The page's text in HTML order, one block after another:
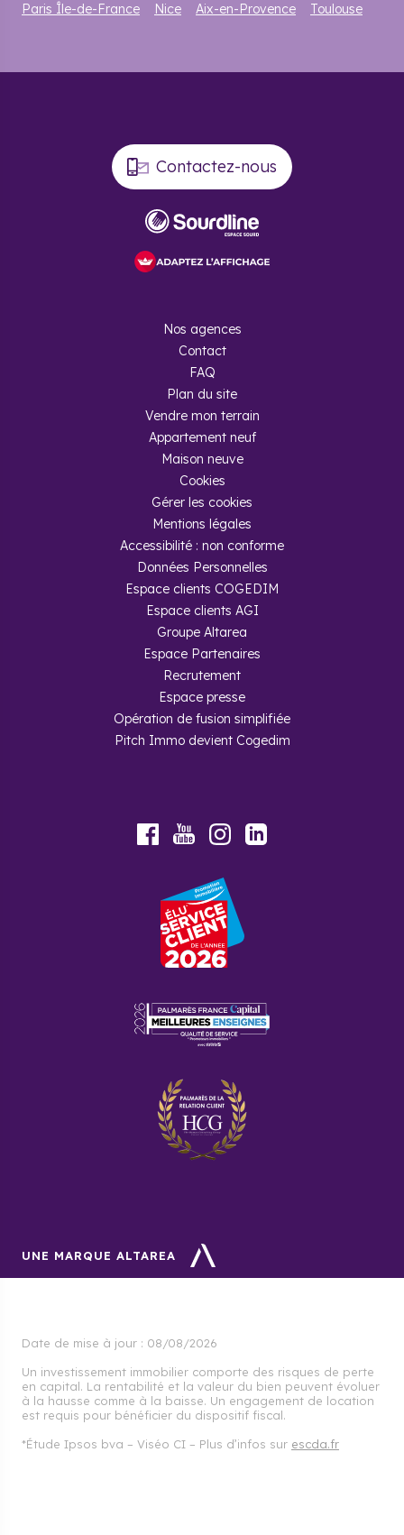
Paris Île-de-France
Nice Aix-en-Provence Toulouse
Contactez-nous
Nos agences
Contact
FAQ
Plan du site
Vendre mon terrain
Appartement neuf
Maison neuve
Cookies
Gérer les cookies
Mentions légales
Accessibilité : non conforme
Données Personnelles
Espace clients COGEDIM
Espace clients AGI
Groupe Altarea
Espace Partenaires
Recrutement
Espace presse
Opération de fusion simplifiée
Pitch Immo devient Cogedim
FacebookYoutubeInstagram
UNE MARQUE ALTAREA
Date de mise à jour : 08/08/2026
Un investissement immobilier comporte des risques de perte
en capital. La rentabilité et la valeur du bien peuvent évoluer
à la hausse comme à la baisse. Un engagement de location
est requis pour bénéficier du dispositif fiscal.
*Étude Ipsos bva – Viséo CI – Plus d’infos sur escda.fr